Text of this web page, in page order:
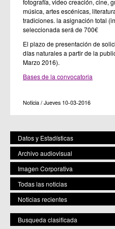
fotografía, video creación, cine,
música, artes escénicas,
tradiciones. la asignación total
seleccionada será de 700€
El plazo de presentación de
días naturales a partir de la
Marzo 2016).
Bases de la convocatoria
Noticia / Jueves 10-03-2016
Datos y Estadísticas
Archivo audiovisual
Imagen Corporativa
Todas las noticias
Noticias recientes
Busqueda clasificada